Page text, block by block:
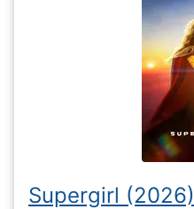
Supergirl (2026)